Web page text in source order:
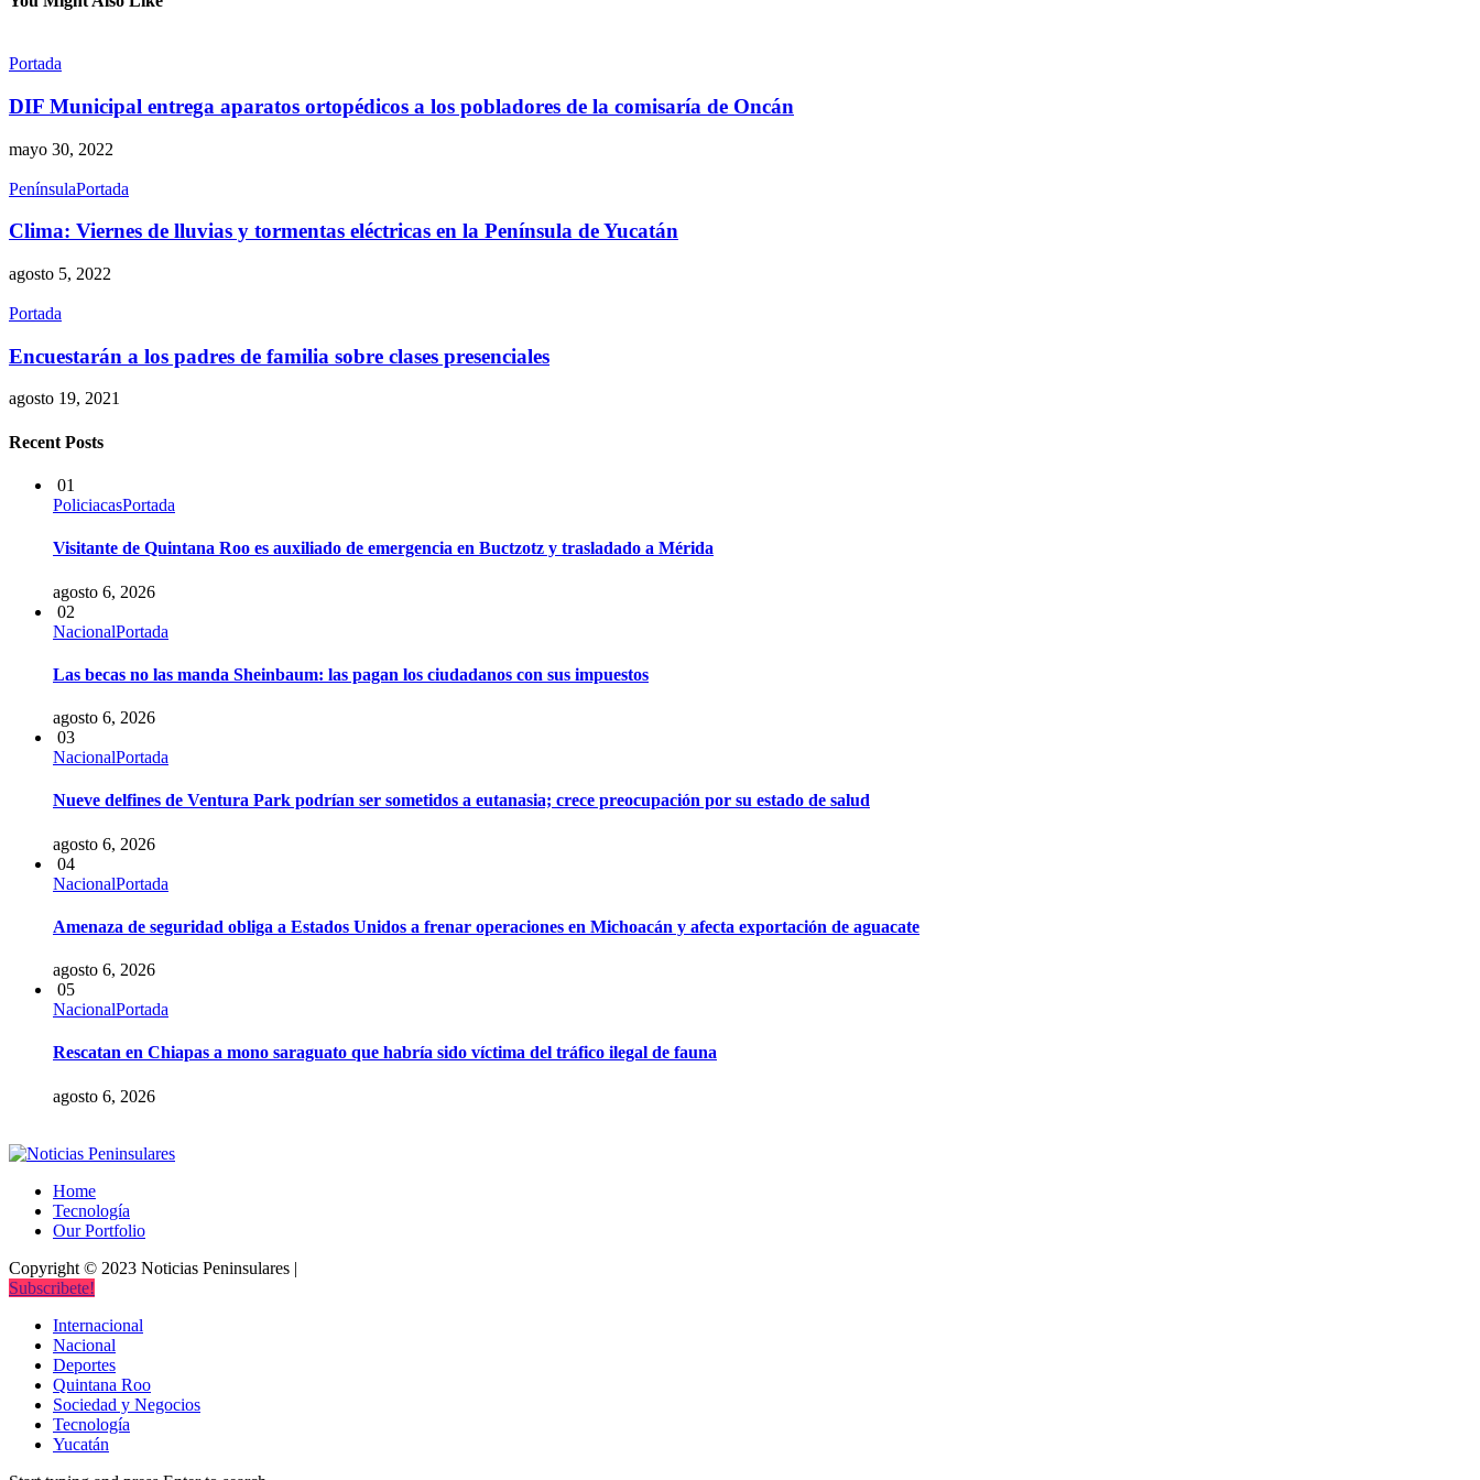
Portada
DIF Municipal entrega aparatos ortopédicos a los pobladores de la comisaría de Oncán
mayo 30, 2022
PenínsulaPortada
Clima: Viernes de lluvias y tormentas eléctricas en la Península de Yucatán
agosto 5, 2022
Portada
Encuestarán a los padres de familia sobre clases presenciales
agosto 19, 2021
Recent Posts
01
PoliciacasPortada
Visitante de Quintana Roo es auxiliado de emergencia en Buctzotz y trasladado a Mérida
agosto 6, 2026
02
NacionalPortada
Las becas no las manda Sheinbaum: las pagan los ciudadanos con sus impuestos
agosto 6, 2026
03
NacionalPortada
Nueve delfines de Ventura Park podrían ser sometidos a eutanasia; crece preocupación por su estado de salud
agosto 6, 2026
04
NacionalPortada
Amenaza de seguridad obliga a Estados Unidos a frenar operaciones en Michoacán y afecta exportación de aguacate
agosto 6, 2026
05
NacionalPortada
Rescatan en Chiapas a mono saraguato que habría sido víctima del tráfico ilegal de fauna
agosto 6, 2026
Home
Tecnología
Our Portfolio
Copyright © 2023 Noticias Peninsulares |
Subscribete!
Internacional
Nacional
Deportes
Quintana Roo
Sociedad y Negocios
Tecnología
Yucatán